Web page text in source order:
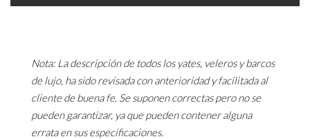
Nota: La descripción de todos los yates, veleros y barcos
de lujo, ha sido revisada con anterioridad y facilitada al
cliente de buena fe. Se suponen correctas pero no se
pueden garantizar, ya que pueden contener alguna
errata en sus especificaciones.